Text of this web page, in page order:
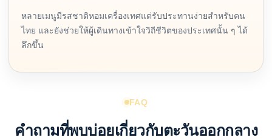
หลายเมนูมีรสชาติหอมเครื่องเทศแต่รับประทานง่ายสำหรับคน
ไทย และยังช่วยให้ผู้เดินทางเข้าใจวิถีชีวิตของประเทศนั้น ๆ ได้
ลึกขึ้น
FAQ
คำถามที่พบบ่อยเกี่ยวกับตะวันออกกลาง